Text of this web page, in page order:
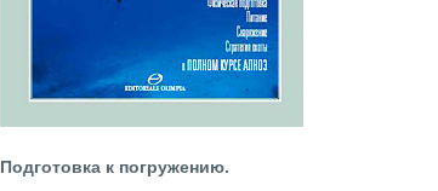
Подготовка к погружению.